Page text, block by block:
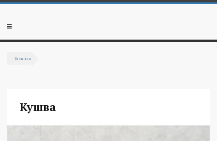
Перейти к основному содержанию
Мобильное
Главная
Кушва